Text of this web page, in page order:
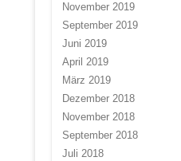
November 2019
September 2019
Juni 2019
April 2019
März 2019
Dezember 2018
November 2018
September 2018
Juli 2018